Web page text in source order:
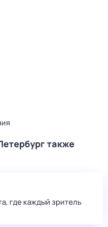
также
где каждый зритель